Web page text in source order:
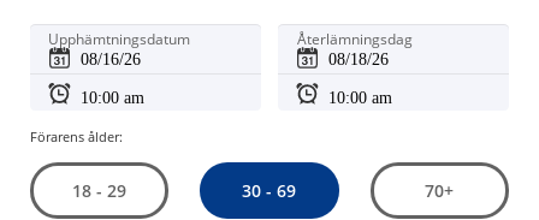
Upphämtningsdatum Återlämningsdag
Förarens ålder:
18 - 29 30 - 69 70+